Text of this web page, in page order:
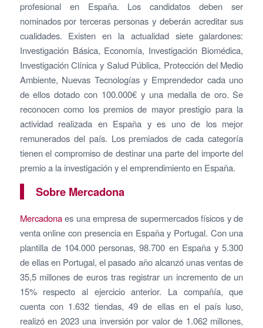
profesional en España. Los candidatos deben ser
nominados por terceras personas y deberán acreditar sus
cualidades. Existen en la actualidad siete galardones:
Investigación Básica, Economía, Investigación Biomédica,
Investigación Clínica y Salud Pública, Protección del Medio
Ambiente, Nuevas Tecnologías y Emprendedor cada uno
de ellos dotado con 100.000€ y una medalla de oro. Se
reconocen como los premios de mayor prestigio para la
actividad realizada en España y es uno de los mejor
remunerados del país. Los premiados de cada categoría
tienen el compromiso de destinar una parte del importe del
premio a la investigación y el emprendimiento en España.
Sobre Mercadona
Mercadonaes una empresa de supermercados físicos y de
venta online con presencia en España y Portugal. Con una
plantilla de 104.000 personas, 98.700 en España y 5.300
de ellas en Portugal, el pasado año alcanzó unas ventas de
35,5 millones de euros tras registrar un incremento de un
15% respecto al ejercicio anterior. La compañía, que
cuenta con 1.632 tiendas, 49 de ellas en el país luso,
realizó en 2023 una inversión por valor de 1.062 millones,